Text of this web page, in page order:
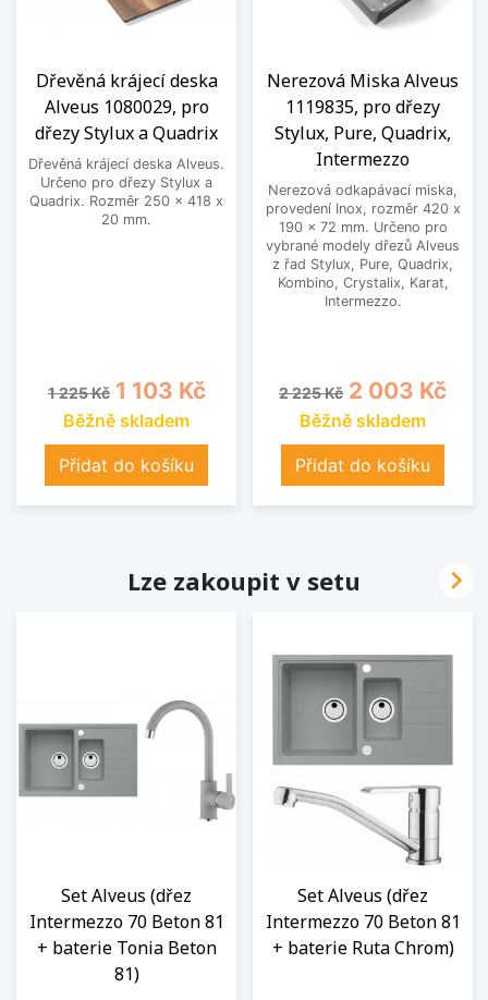
Dřevěná krájecí deska
Alveus 1080029, pro
dřezy Stylux a Quadrix
Dřevěná krájecí deska Alveus.
Určeno pro dřezy Stylux a
Quadrix. Rozměr 250 x 418 x
20 mm.
Běžná cena
1 225 Kč Cena
1 103 Kč
Běžně skladem
Přidat do košíku
Nerezová Miska Alveus
1119835, pro dřezy
Stylux, Pure, Quadrix,
Intermezzo
Nerezová odkapávací miska,
provedení Inox, rozměr 420 x
190 x 72 mm. Určeno pro
vybrané modely dřezů Alveus
z řad Stylux, Pure, Quadrix,
Kombino, Crystalix, Karat,
Intermezzo.
Běžná cena
2 225 Kč Cena
2 003 Kč
Běžně skladem
Přidat do košíku
Lze zakoupit v setu
Set Alveus (dřez
Intermezzo 70 Beton 81
+ baterie Tonia Beton
81)
Set Alveus (dřez
Intermezzo 70 Beton 81
+ baterie Ruta Chrom)
